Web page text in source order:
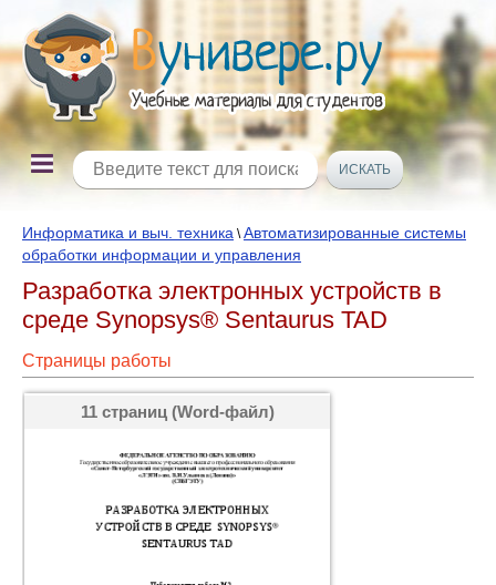
Информатика и выч. техника \Автоматизированные системы
обработки информации и управления
Разработка электронных устройств в
среде Synopsys® Sentaurus TAD
Страницы работы
11 страниц (Word-файл)